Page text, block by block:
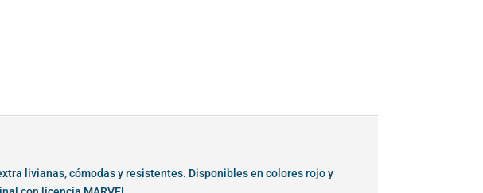
livianas, cómodas y resistentes. Disponibles en colores rojo y